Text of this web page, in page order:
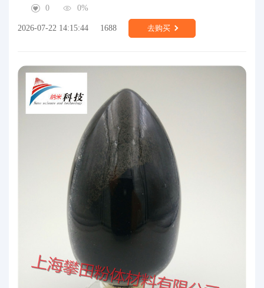
0
0%
2026-07-22 14:15:44 1688 去购买